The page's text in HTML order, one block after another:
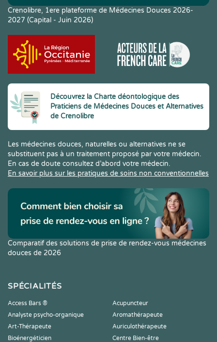
Crenolibre, 1ere plateforme de Médecines Douces 2026-
2027 (Capital - Juin 2026)
Découvrez la Charte déontologique des
Praticiens de Médecines Douces et Alternatives
de Crenolibre
Les médecines douces, naturelles ou alternatives ne se
substituent pas à un traitement proposé par votre médecin.
En cas de doute consultez d’abord votre médecin.
En savoir plus sur les pratiques de soins non conventionnelles
Comparatif des solutions de prise de rendez-vous médecines
douces de 2026
SPÉCIALITÉS
Access Bars ®
Acupuncteur
Analyste psycho-organique
Aromathérapeute
Art-Thérapeute
Auriculothérapeute
Bioénergéticien
Centre Bien-être